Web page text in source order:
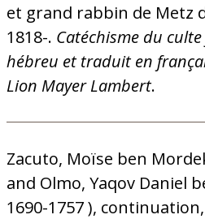
et grand rabbin de Metz
1818-. Catéchisme du
hébreu et traduit en
Lion Mayer Lambert.
Zacuto, Moïse ben
and Olmo, Yaqov Daniel
1690-1757 ),